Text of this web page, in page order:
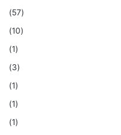
(57)
(10)
(1)
(3)
(1)
(1)
(1)